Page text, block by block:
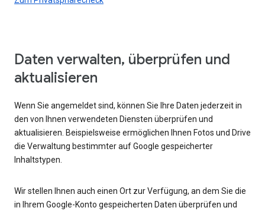
Daten verwalten, überprüfen und
aktualisieren
Wenn Sie angemeldet sind, können Sie Ihre Daten jederzeit in
den von Ihnen verwendeten Diensten überprüfen und
aktualisieren. Beispielsweise ermöglichen Ihnen Fotos und Drive
die Verwaltung bestimmter auf Google gespeicherter
Inhaltstypen.
Wir stellen Ihnen auch einen Ort zur Verfügung, an dem Sie die
in Ihrem Google-Konto gespeicherten Daten überprüfen und